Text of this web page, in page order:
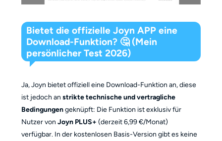
Bietet die offizielle Joyn APP eine
Download-Funktion? 🤔 (Mein
persönlicher Test 2026)
Ja, Joyn bietet offiziell eine Download-Funktion an, diese
ist jedoch an strikte technische und vertragliche
Bedingungengeknüpft: Die Funktion ist exklusiv für
Nutzer von Joyn PLUS+ (derzeit 6,99 €/Monat)
verfügbar. In der kostenlosen Basis-Version gibt es keine